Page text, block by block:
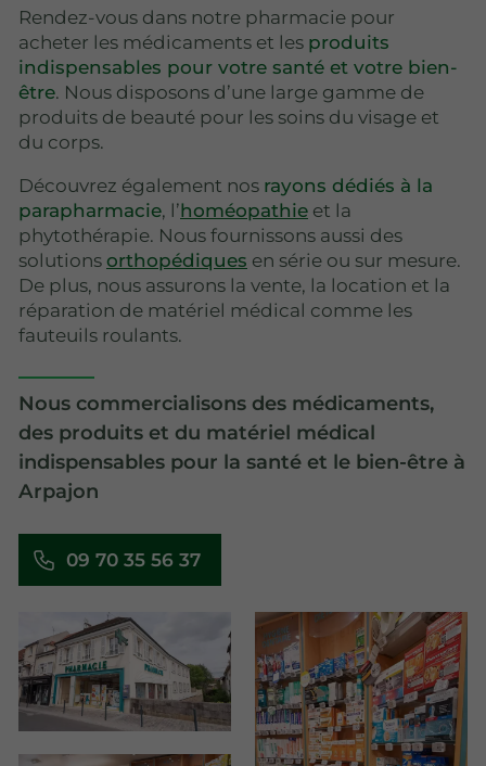
Rendez-vous dans notre pharmacie pour
acheter les médicaments et les produits
indispensables pour votre santé et votre bien-
être. Nous disposons d’une large gamme de
produits de beauté pour les soins du visage et
du corps.
Découvrez également nos rayons dédiés à la
parapharmacie, l’homéopathie et la
phytothérapie. Nous fournissons aussi des
solutions orthopédiques en série ou sur mesure.
De plus, nous assurons la vente, la location et la
réparation de matériel médical comme les
fauteuils roulants.
Nous commercialisons des médicaments,
des produits et du matériel médical
indispensables pour la santé et le bien-être à
Arpajon
09 70 35 56 37